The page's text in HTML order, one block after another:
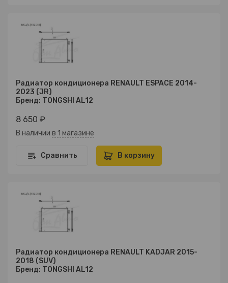
Радиатор кондиционера RENAULT ESPACE 2014-
2023 (JR)
Бренд: TONGSHI AL12
8 650 ₽
В наличии в 1 магазине
Сравнить В корзину
Радиатор кондиционера RENAULT KADJAR 2015-
2018 (SUV)
Бренд: TONGSHI AL12